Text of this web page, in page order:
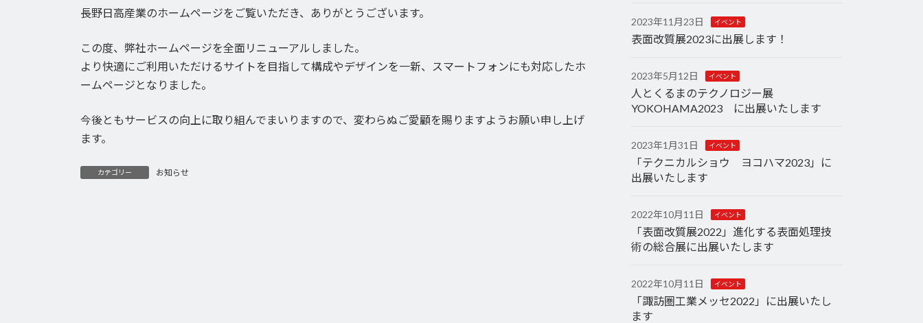
新
時
:
長野日高産業のホームページをご覧いただき、ありがとうございます。
この度、弊社ホームページを全面リニューアルしました。
より快適にご利用いただけるサイトを目指して構成やデザインを一新、スマートフォンにも対応したホ
ームページとなりました。
今後ともサービスの向上に取り組んでまいりますので、変わらぬご愛顧を賜りますようお願い申し上げ
ます。
カテゴリー お知らせ
2023年11月23日 イベント
表面改質展2023に出展します！
2023年5月12日 イベント
人とくるまのテクノロジー展
YOKOHAMA2023 に出展いたします
2023年1月31日 イベント
「テクニカルショウ ヨコハマ2023」に
出展いたします
2022年10月11日 イベント
「表面改質展2022」進化する表面処理技
術の総合展に出展いたします
2022年10月11日 イベント
「諏訪圏工業メッセ2022」に出展いたし
ます